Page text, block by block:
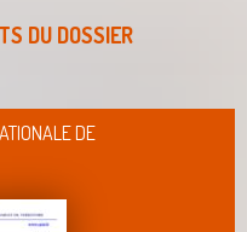
DU DOSSIER
DE